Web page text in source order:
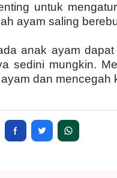
untuk
ayam saling
anak ayam
sedini mungkin.
dan mencegah